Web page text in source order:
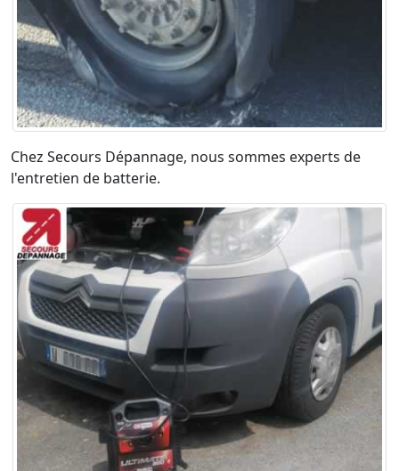
Chez Secours Dépannage, nous sommes experts de
l'entretien de batterie.